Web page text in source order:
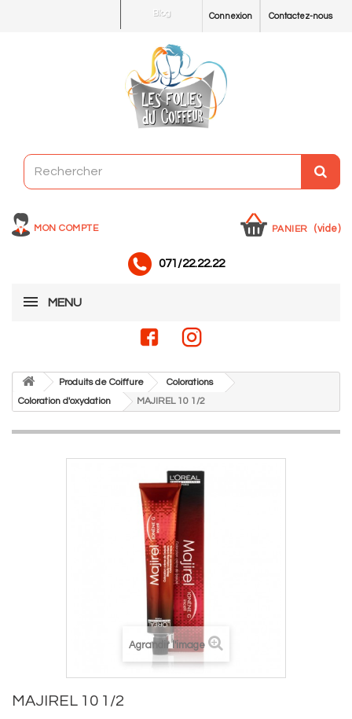
Contactez-nous
Connexion
Blog
MON COMPTE PANIER (vide)
071/22.22.22
MENU
Produits de Coiffure
Colorations
Coloration d'oxydation
MAJIREL 10 1/2
Agrandir l'image
MAJIREL 10 1/2